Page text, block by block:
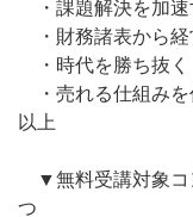
・課題解決を加速
・財務諸表から経
・時代を勝ち抜く
・売れる仕組み
以上
▼無料受講対象コ
つ